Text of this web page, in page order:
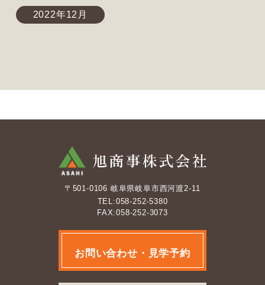
2022年12月
〒501-0106 岐阜県岐阜市西河渡2-11
TEL:058-252-5380
FAX:058-252-3073
お問い合わせ・見学予約